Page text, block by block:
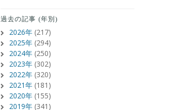
過去の記事 (年別)
2026年 (217)
2025年 (294)
2024年 (250)
2023年 (302)
2022年 (320)
2021年 (181)
2020年 (155)
2019年 (341)